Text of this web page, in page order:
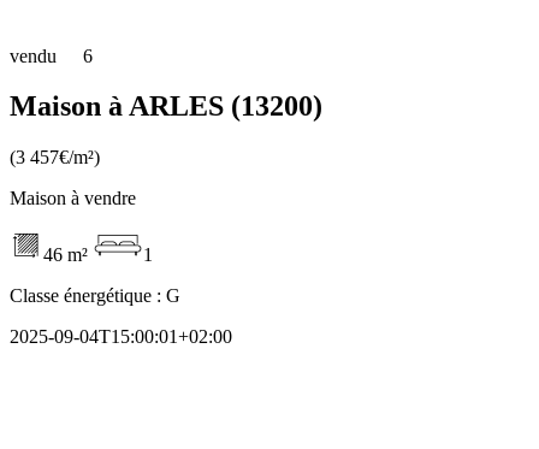
vendu 6
Maison à ARLES (13200)
(3 457€/m²)
Maison à vendre
46 m²
1
Classe énergétique : G
2025-09-04T15:00:01+02:00